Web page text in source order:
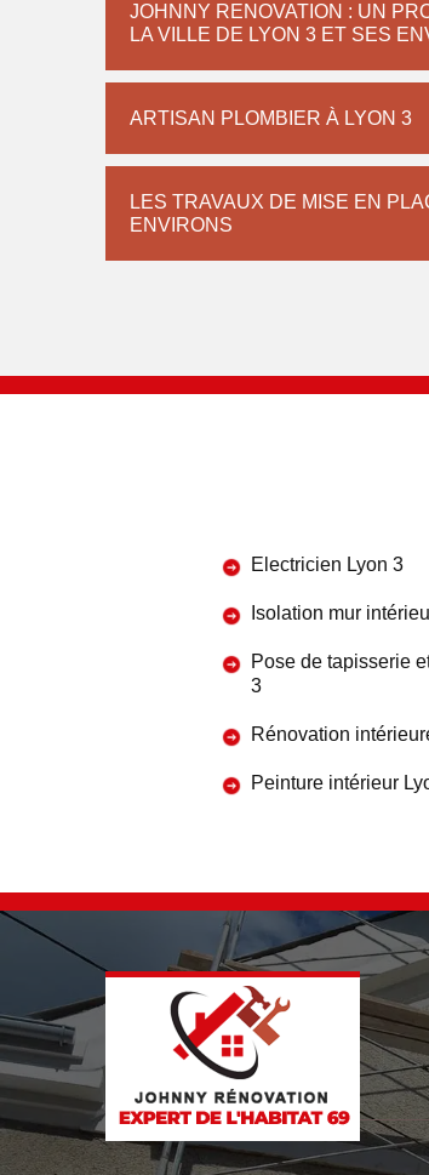
JOHNNY RENOVATION : UN
LA VILLE DE LYON 3 ET SES
ARTISAN PLOMBIER À LYON 3
LES TRAVAUX DE MISE EN
ENVIRONS
Electricien Lyon 3
Isolation mur
Pose de tapisserie
3
Rénovation
Peinture intérieur